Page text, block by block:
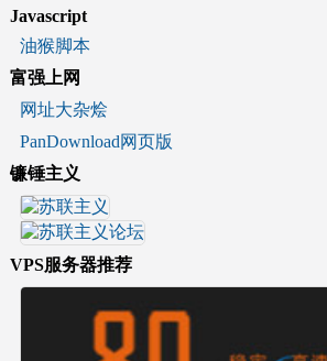
Javascript
油猴脚本
富强上网
网址大杂烩
PanDownload网页版
镰锤主义
VPS服务器推荐